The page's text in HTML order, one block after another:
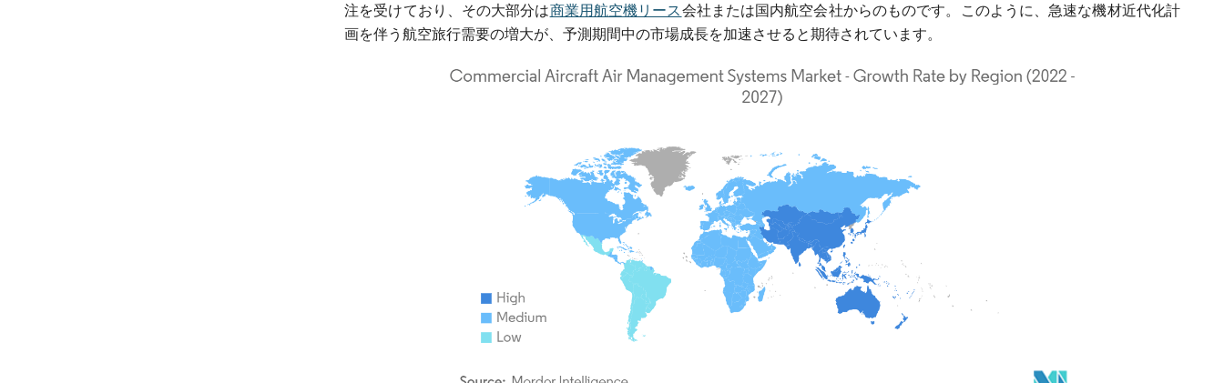
注を受けており、その大部分は商業用航空機リース会社または国内航空会社からのものです。このように、急速な機材近代化計
画を伴う航空旅行需要の増大が、予測期間中の市場成長を加速させると期待されています。